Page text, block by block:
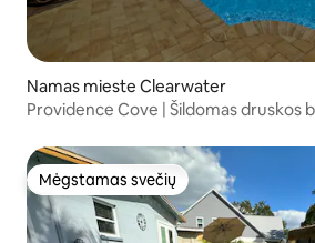
Namas mieste Clearwater
Providence Cove | Šildomas druskos
Mėgstamas svečių
Mėgstamas svečių